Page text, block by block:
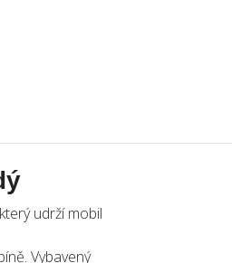
udrží mobil
Vybavený